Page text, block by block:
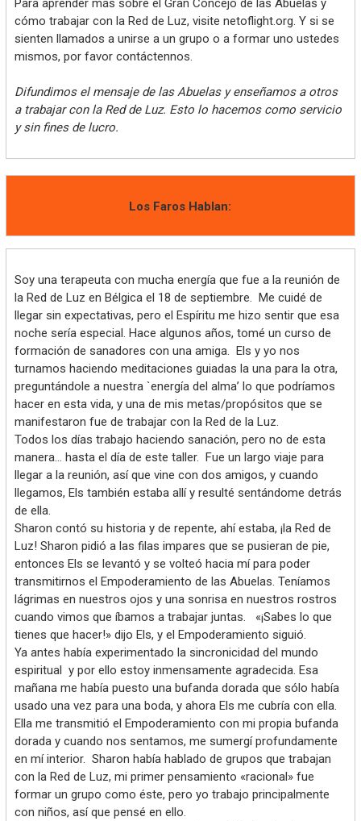
Para aprender más sobre el Gran Concejo de las Abuelas y
cómo trabajar con la Red de Luz, visite netoflight.org. Y si se
sienten llamados a unirse a un grupo o a formar uno ustedes
mismos, por favor contáctennos.
Difundimos el mensaje de las Abuelas y enseñamos a otros
a trabajar con la Red de Luz. Esto lo hacemos como servicio
y sin fines de lucro.
Los Faros Hablan:
Soy una terapeuta con mucha energía que fue a la reunión de
la Red de Luz en Bélgica el 18 de septiembre. Me cuidé de
llegar sin expectativas, pero el Espíritu me hizo sentir que esa
noche sería especial. Hace algunos años, tomé un curso de
formación de sanadores con una amiga. Els y yo nos
turnamos haciendo meditaciones guiadas la una para la otra,
preguntándole a nuestra `energía del alma’ lo que podríamos
hacer en esta vida, y una de mis metas/propósitos que se
manifestaron fue de trabajar con la Red de la Luz.
Todos los días trabajo haciendo sanación, pero no de esta
manera… hasta el día de este taller. Fue un largo viaje para
llegar a la reunión, así que vine con dos amigos, y cuando
llegamos, Els también estaba allí y resulté sentándome detrás
de ella.
Sharon contó su historia y de repente, ahí estaba, ¡la Red de
Luz! Sharon pidió a las filas impares que se pusieran de pie,
entonces Els se levantó y se volteó hacia mí para poder
transmitirnos el Empoderamiento de las Abuelas. Teníamos
lágrimas en nuestros ojos y una sonrisa en nuestros rostros
cuando vimos que íbamos a trabajar juntas. «¡Sabes lo que
tienes que hacer!» dijo Els, y el Empoderamiento siguió.
Ya antes había experimentado la sincronicidad del mundo
espiritual y por ello estoy inmensamente agradecida. Esa
mañana me había puesto una bufanda dorada que sólo había
usado una vez para una boda, y ahora Els me cubría con ella.
Ella me transmitió el Empoderamiento con mi propia bufanda
dorada y cuando nos sentamos, me sumergí profundamente
en mí interior. Sharon había hablado de grupos que trabajan
con la Red de Luz, mi primer pensamiento «racional» fue
formar un grupo como éste, pero yo trabajo principalmente
con niños, así que pensé en ello.